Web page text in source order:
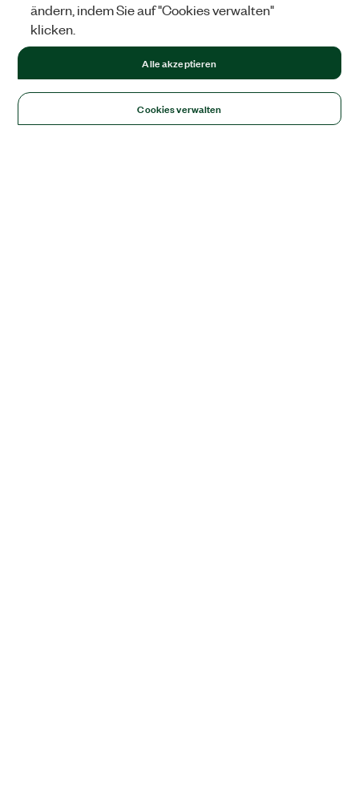
ändern, indem Sie auf "Cookies verwalten"
klicken.
Cookies verwalten
Alle akzeptieren